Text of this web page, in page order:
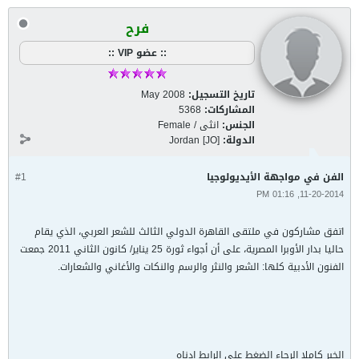
فرح
:: عضو VIP ::
تاريخ التسجيل: May 2008
المشاركات: 5368
الجنس: انثى / Female
الدولة: Jordan [JO]
#1 الفن في مواجهة الأيديولوجيا
11-20-2014, 01:16 PM
اتفق مشاركون في ملتقى القاهرة الدولي الثالث للشعر العربي، الذي يقام
حاليا بدار الأوبرا المصرية، على أن أجواء ثورة 25 يناير/ كانون الثاني 2011 جمعت
الفنون الأدبية كلها: الشعر والنثر والرسم والنكات والأغاني والشعارات.
الخبر كاملا الرجاء الضغط على الرابط ادناه